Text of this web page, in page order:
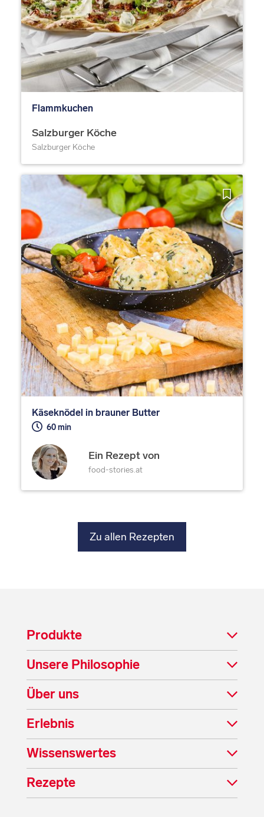
Flammkuchen
Salzburger Köche
Salzburger Köche
Käseknödel in brauner Butter
60 min
Ein Rezept von
food-stories.at
Zu allen Rezepten
Produkte
Unsere Philosophie
Über uns
Erlebnis
Wissenswertes
Rezepte